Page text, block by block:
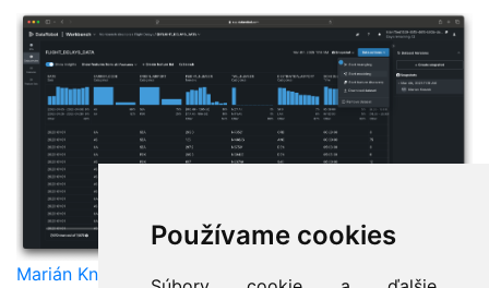
Používame cookies
Marián Knězek